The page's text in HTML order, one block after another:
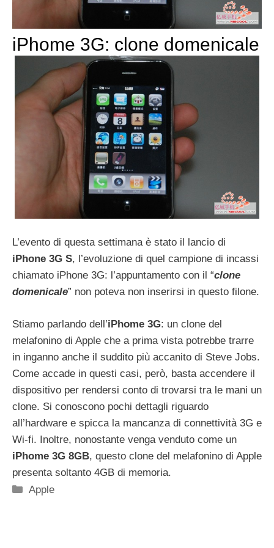
iPhome 3G: clone domenicale
L’evento di questa settimana è stato il lancio di
iPhone 3G S, l’evoluzione di quel campione di incassi
chiamato iPhone 3G: l’appuntamento con il “clone
domenicale” non poteva non inserirsi in questo filone.
Stiamo parlando dell’iPhome 3G: un clone del
melafonino di Apple che a prima vista potrebbe trarre
in inganno anche il suddito più accanito di Steve Jobs.
Come accade in questi casi, però, basta accendere il
dispositivo per rendersi conto di trovarsi tra le mani un
clone. Si conoscono pochi dettagli riguardo
all’hardware e spicca la mancanza di connettività 3G e
Wi-fi. Inoltre, nonostante venga venduto come un
iPhome 3G 8GB, questo clone del melafonino di Apple
presenta soltanto 4GB di memoria.
Categorie
Apple